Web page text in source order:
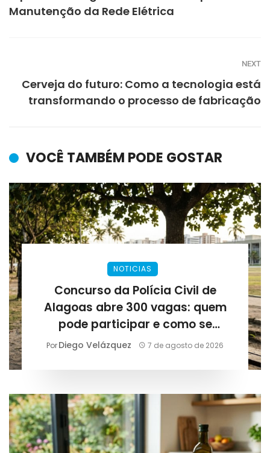
Manutenção da Rede Elétrica
NEXT
Cerveja do futuro: Como a tecnologia está
transformando o processo de fabricação
VOCÊ TAMBÉM PODE GOSTAR
NOTICIAS
Concurso da Polícia Civil de
Alagoas abre 300 vagas: quem
pode participar e como se
preparar para as provas
PorDiego Velázquez 7 de agosto de 2026